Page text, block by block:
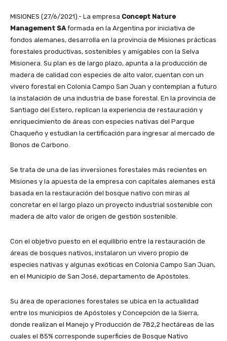
MISIONES (27/6/2021).- La empresa Concept Nature
Management SAformada en la Argentina por iniciativa de
fondos alemanes, desarrolla en la provincia de Misiones prácticas
forestales productivas, sostenibles y amigables con la Selva
Misionera. Su plan es de largo plazo, apunta a la producción de
madera de calidad con especies de alto valor, cuentan con un
vivero forestal en Colonia Campo San Juan y contemplan a futuro
la instalación de una industria de base forestal. En la provincia de
Santiago del Estero, replican la experiencia de restauración y
enriquecimiento de áreas con especies nativas del Parque
Chaqueño y estudian la certificación para ingresar al mercado de
Bonos de Carbono.
Se trata de una de las inversiones forestales más recientes en
Misiones y la apuesta de la empresa con capitales alemanes está
basada en la restauración del bosque nativo con miras al
concretar en el largo plazo un proyecto industrial sostenible con
madera de alto valor de origen de gestión sostenible.
Con el objetivo puesto en el equilibrio entre la restauración de
áreas de bosques nativos, instalaron un vivero propio de
especies nativas y algunas exóticas en Colonia Campo San Juan,
en el Municipio de San José, departamento de Apóstoles.
Su área de operaciones forestales se ubica en la actualidad
entre los municipios de Apóstoles y Concepción de la Sierra,
donde realizan el Manejo y Producción de 782,2 hectáreas de las
cuales el 85% corresponde superficies de Bosque Nativo